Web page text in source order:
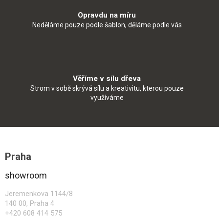
Opravdu na míru
Neděláme pouze podle šablon, děláme podle vás
Věříme v sílu dřeva
Strom v sobě skrývá sílu a kreativitu, kterou pouze
využíváme
Praha
showroom
Jeremenkova 1144/8
140 00, Praha 4
+420 608 414 575